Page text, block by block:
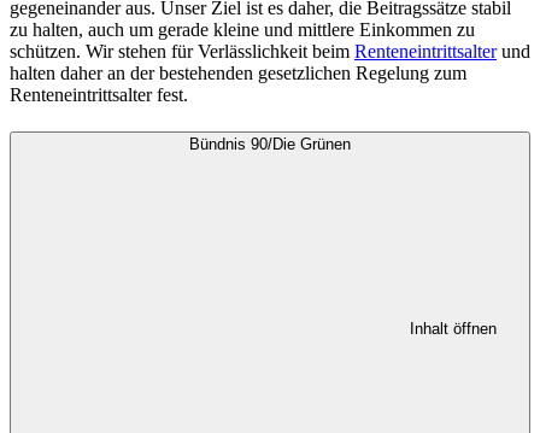
gegeneinander aus. Unser Ziel ist es daher, die Beitragssätze stabil
zu halten, auch um gerade kleine und mittlere Einkommen zu
schützen. Wir stehen für Verlässlichkeit beim Renteneintrittsalterund
halten daher an der bestehenden gesetzlichen Regelung zum
Renteneintrittsalter fest.
Bündnis 90/Die Grünen
Inhalt öffnen